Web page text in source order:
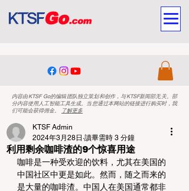
内容由KTSF Go的编辑团队独立策划和创作，与KTSF新闻部无关。部
分内容使用人工智能工具生成。当您通过本网站的链接进行购买时，我
们可能会获得佣金。
了解更多
利用剩余咖啡渣的9个惊喜用途
KTSF Admin
2024年3月28日 讀畢需時 3 分鐘
咖啡是一种受欢迎的饮料，尤其在美国的
中国社区中更是如此。然而，随之而来的
是大量的咖啡渣。中国人在美国通常都非